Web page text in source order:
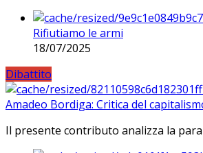
Rifiutiamo le armi
18/07/2025
Dibattito
Amadeo Bordiga: Critica del
Il presente contributo analizza la